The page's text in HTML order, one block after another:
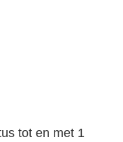
tot en met 1